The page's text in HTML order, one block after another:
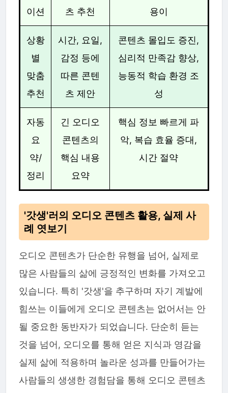
이션
츠 추천
용이
상황
별
맞춤
추천
시간, 요일,
감정 등에
따른 콘텐
츠 제안
콘텐츠 몰입도 증진,
심리적 만족감 향상,
능동적 학습 환경 조
성
자동
요
약/
정리
긴 오디오
콘텐츠의
핵심 내용
요약
핵심 정보 빠르게 파
악, 복습 효율 증대,
시간 절약
'갓생'러의 오디오 콘텐츠 활용, 실제 사
례 엿보기
오디오 콘텐츠가 단순한 유행을 넘어, 실제로
많은 사람들의 삶에 긍정적인 변화를 가져오고
있습니다. 특히 '갓생'을 추구하며 자기 계발에
힘쓰는 이들에게 오디오 콘텐츠는 없어서는 안
될 중요한 동반자가 되었습니다. 단순히 듣는
것을 넘어, 오디오를 통해 얻은 지식과 영감을
실제 삶에 적용하며 놀라운 성과를 만들어가는
사람들의 생생한 경험담을 통해 오디오 콘텐츠